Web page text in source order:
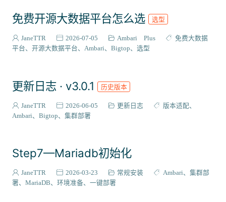
RPM 国产化适配 Flink 源码解析
Bigtop-select Ubuntu WebApp OpenAPI 监控运维
DolphinScheduler Doris Hudi
Superset Sqoop MySQL Ambari-Infra JanusGraph
免费开源大数据平台怎么选 选型
JaneTTR 2026-07-05 Ambari Plus
免费大数据
平台
开源大数据平台 Ambari Bigtop 选型
更新日志 · v3.0.1 历史版本
JaneTTR 2026-06-05 更新日志
版本适配
Ambari
Bigtop 集群部署
Step7—Mariadb初始化
JaneTTR 2026-03-23 常规安装 Ambari
集群部
署
MariaDB 环境准备 一键部署